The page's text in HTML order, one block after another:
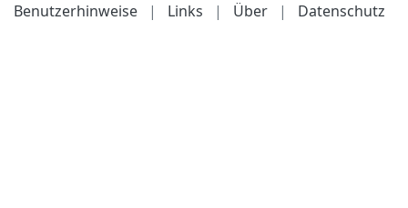
Benutzerhinweise
| Links | Über | Datenschutz